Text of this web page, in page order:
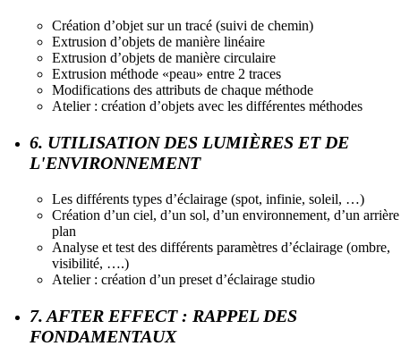
Création d’objet sur un tracé (suivi de chemin)
Extrusion d’objets de manière linéaire
Extrusion d’objets de manière circulaire
Extrusion méthode «peau» entre 2 traces
Modifications des attributs de chaque méthode
Atelier : création d’objets avec les différentes méthodes
6. UTILISATION DES LUMIÈRES ET DE
L'ENVIRONNEMENT
Les différents types d’éclairage (spot, infinie, soleil, …)
Création d’un ciel, d’un sol, d’un environnement, d’un arrière
plan
Analyse et test des différents paramètres d’éclairage (ombre,
visibilité, ….)
Atelier : création d’un preset d’éclairage studio
7. AFTER EFFECT : RAPPEL DES
FONDAMENTAUX